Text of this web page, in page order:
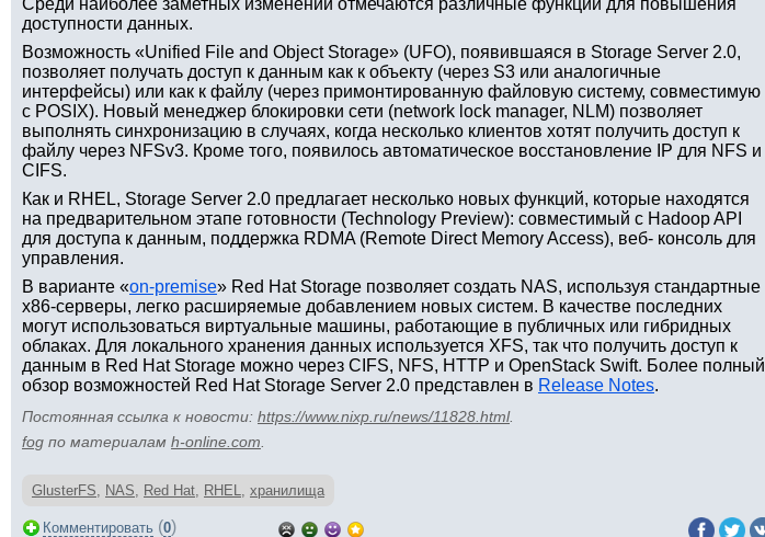
Среди наиболее заметных изменений отмечаются различные функции для повышения
доступности данных.
Возможность «Unified File and Object Storage» (UFO), появившаяся в Storage Server 2.0,
позволяет получать доступ к данным как к объекту (через S3 или аналогичные
интерфейсы) или как к файлу (через примонтированную файловую систему, совместимую
с POSIX). Новый менеджер блокировки сети (network lock manager, NLM) позволяет
выполнять синхронизацию в случаях, когда несколько клиентов хотят получить доступ к
файлу через NFSv3. Кроме того, появилось автоматическое восстановление IP для NFS и
CIFS.
Как и RHEL, Storage Server 2.0 предлагает несколько новых функций, которые находятся
на предварительном этапе готовности (Technology Preview): совместимый с Hadoop API
для доступа к данным, поддержка RDMA (Remote Direct Memory Access), веб- консоль для
управления.
В варианте «on-premise» Red Hat Storage позволяет создать NAS, используя стандартные
x86-серверы, легко расширяемые добавлением новых систем. В качестве последних
могут использоваться виртуальные машины, работающие в публичных или гибридных
облаках. Для локального хранения данных используется XFS, так что получить доступ к
данным в Red Hat Storage можно через CIFS, NFS, HTTP и OpenStack Swift. Более полный
обзор возможностей Red Hat Storage Server 2.0 представлен в Release Notes.
Постоянная ссылка к новости: https://www.nixp.ru/news/11828.html.
fog по материалам h-online.com
GlusterFS, NAS, Red Hat, RHEL, хранилища
Комментировать (0)